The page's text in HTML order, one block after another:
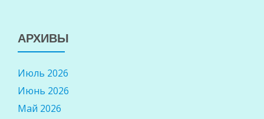
АРХИВЫ
Июль 2026
Июнь 2026
Май 2026